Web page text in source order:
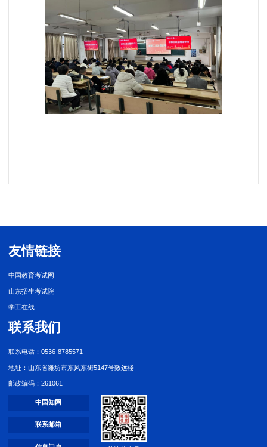
友情链接
中国教育考试网
山东招生考试院
学工在线
联系我们
联系电话：0536-8785571
地址：山东省潍坊市东风东街5147号致远楼
邮政编码：261061
中国知网
联系邮箱